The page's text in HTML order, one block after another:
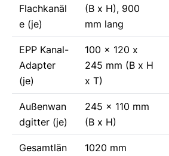
Flachkanäl
e (je)
(B x H), 900
mm lang
EPP Kanal-
Adapter
(je)
100 x 120 x
245 mm (B x H
x T)
Außenwan
dgitter (je)
245 x 110 mm
(B x H)
Gesamtlän
1020 mm